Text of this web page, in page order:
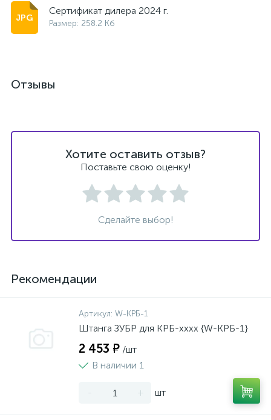
Сертификат дилера 2024 г.
Размер: 258.2 Кб
Отзывы
Хотите оставить отзыв?
Поставьте свою оценку!
Сделайте выбор!
Рекомендации
Артикул: W-КРБ-1
Штанга ЗУБР для КРБ-хххх {W-КРБ-1}
2 453 ₽ /шт
В наличии 1
- + шт